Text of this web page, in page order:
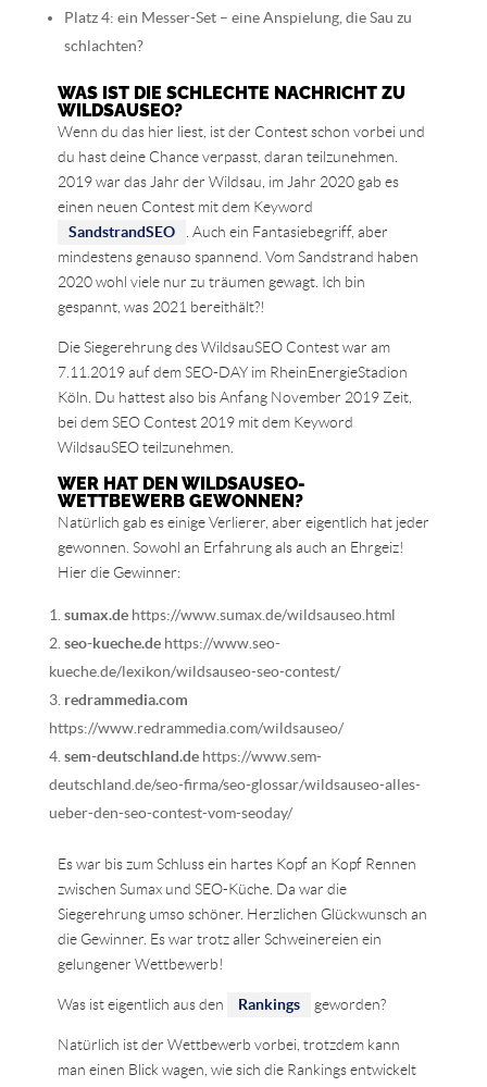
Platz 4: ein Messer-Set – eine Anspielung, die Sau zu
schlachten?
WAS IST DIE SCHLECHTE NACHRICHT ZU
WILDSAUSEO?
Wenn du das hier liest, ist der Contest schon vorbei und
du hast deine Chance verpasst, daran teilzunehmen.
2019 war das Jahr der Wildsau, im Jahr 2020 gab es
einen neuen Contest mit dem Keyword
SandstrandSEO
. Auch ein Fantasiebegriff, aber
mindestens genauso spannend. Vom Sandstrand haben
2020 wohl viele nur zu träumen gewagt. Ich bin
gespannt, was 2021 bereithält?!
Die Siegerehrung des WildsauSEO Contest war am
7.11.2019 auf dem SEO-DAY im RheinEnergieStadion
Köln. Du hattest also bis Anfang November 2019 Zeit,
bei dem SEO Contest 2019 mit dem Keyword
WildsauSEO teilzunehmen.
WER HAT DEN WILDSAUSEO-
WETTBEWERB GEWONNEN?
Natürlich gab es einige Verlierer, aber eigentlich hat jeder
gewonnen. Sowohl an Erfahrung als auch an Ehrgeiz!
Hier die Gewinner:
sumax.dehttps://www.sumax.de/wildsauseo.html
seo-kueche.dehttps://www.seo-
kueche.de/lexikon/wildsauseo-seo-contest/
redrammedia.com
https://www.redrammedia.com/wildsauseo/
sem-deutschland.dehttps://www.sem-
deutschland.de/seo-firma/seo-glossar/wildsauseo-alles-
ueber-den-seo-contest-vom-seoday/
Es war bis zum Schluss ein hartes Kopf an Kopf Rennen
zwischen Sumax und SEO-Küche. Da war die
Siegerehrung umso schöner. Herzlichen Glückwunsch an
die Gewinner. Es war trotz aller Schweinereien ein
gelungener Wettbewerb!
Was ist eigentlich aus den Rankings geworden?
Natürlich ist der Wettbewerb vorbei, trotzdem kann
man einen Blick wagen, wie sich die Rankings entwickelt